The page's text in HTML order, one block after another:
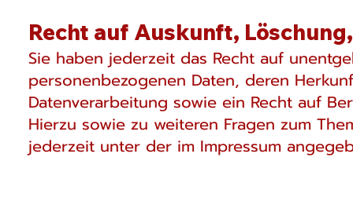
Recht auf Auskunft,
Sie haben jederzeit das Recht auf
personenbezogenen Daten, deren
Datenverarbeitung sowie ein Recht auf
Hierzu sowie zu weiteren Fragen zum
jederzeit unter der im Impressum